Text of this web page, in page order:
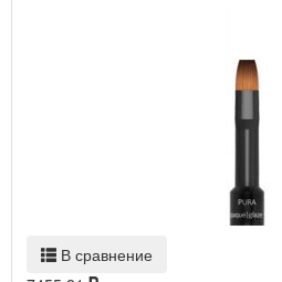
В сравнение